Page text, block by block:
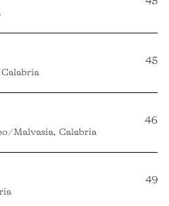
45
Malvasia, Calabria
46
49